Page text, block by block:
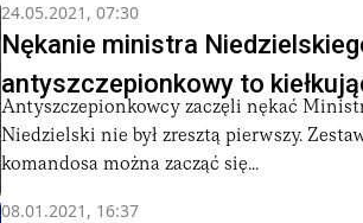
24.05.2021, 07:30
Nękanie ministra
antyszczepionkowy to
Antyszczepionkowcy zaczęli nękać
Niedzielski nie był zresztą pierwszy.
komandosa można zacząć się...
08.01.2021, 16:37